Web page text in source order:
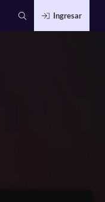
Ingresar